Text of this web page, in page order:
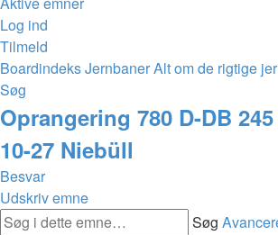
Log ind
Tilmeld
BoardindeksJernbanerAlt om de rigtige
Søg
Oprangering 780 D-DB 245
10-27 Niebüll
Besvar
Udskriv emne
Søg